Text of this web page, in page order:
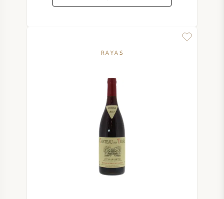
RAYAS